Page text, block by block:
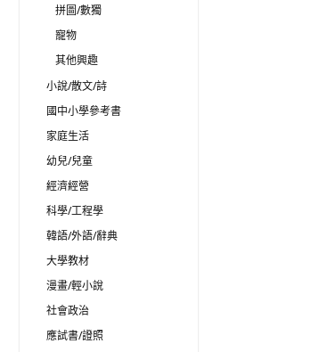
拼圖/數獨
寵物
其他興趣
小說/散文/詩
國中小學參考書
家庭生活
幼兒/兒童
經濟經營
科學/工程學
韓語/外語/辭典
大學教材
漫畫/輕小說
社會政治
應試書/證照